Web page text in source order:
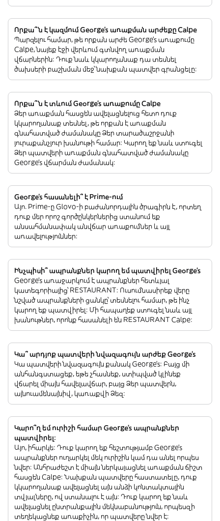
Որքա՞ն է կազմում George's առաքման արժեքը Calpe
Պարզելու համար, թե որքան արժե George's առաքումը
Calpe, նայեք էջի վերևում գտնվող առաքման
վճարներին: Դուք նաև կկարողանաք դա տեսնել
ծախսերի բաշխման մեջ՝ նախքան պատվեր գրանցելը:
Որքա՞ն է տևում George's առաքումը Calpe
Ձեր առաքման հասցեն ավելացնելուց հետո դուք
կկարողանաք տեսնել, թե որքան է առաքման
գնահատված ժամանակը Ձեր տարածաշրջանի
յուրաքանչյուր խանութի համար: Կարող եք նաև ստուգել
Ձեր պատվերի առաքման գնահատված ժամանակը
George's վճարման ժամանակ:
George's հասանելի՞ է Prime-ում
Այո. Prime-ը Glovo-ի բաժանորդային ծրագիրն է, որտեղ
դուք մեր որոշ գործընկերներից ստանում եք
անսահմանափակ անվճար առաքումներ և այլ
առավելություններ:
Ինչպիսի՞ ապրանքներ կարող եմ պատվիրել George's
George's առաջարկում է ապրանքներ հետևյալ
կատեգորիայից՝ RESTAURANT: Ուսումնասիրեք վերը
նշված ապրանքների ցանկը՝ տեսնելու համար, թե ինչ
կարող եք պատվիրել: Մի հապաղեք ստուգել նաև այլ
խանութներ, որոնք հասանելի են RESTAURANT Calpe:
Կա՞ արդյոք պատվերի նվազագույն արժեք George's
Կա պատվերի նվազագույն քանակ George's: Բայց մի
անհանգստացեք, եթե չհասնեք, ստիպված կլինեք
վճարել միայն հավելավճար, բայց Ձեր պատվերն,
այնուամենայնիվ, կառաքվի Ձեզ:
Կարո՞ղ եմ ուրիշի համար George's ապրանքներ
պատվիրել:
Այո, իհարկե: Դուք կարող եք հեշտությամբ George's
ապրանքներ ուղարկել մեկ ուրիշին կամ դա անել որպես
նվեր: Անհրաժեշտ է միայն ներկայացնել առաքման ճիշտ
հասցեն Calpe: Նախքան պատվերը հաստատելը, դուք
կկարողանաք ավելացնել այն անձի կոնտակտային
տվյալները, ով ստանալու է այն: Դուք կարող եք նաև
ավելացնել ընտրանքային մեկնաբանություն, որպեսզի
տեղեկացնեք առաքիչին, որ պատվերը նվեր է: